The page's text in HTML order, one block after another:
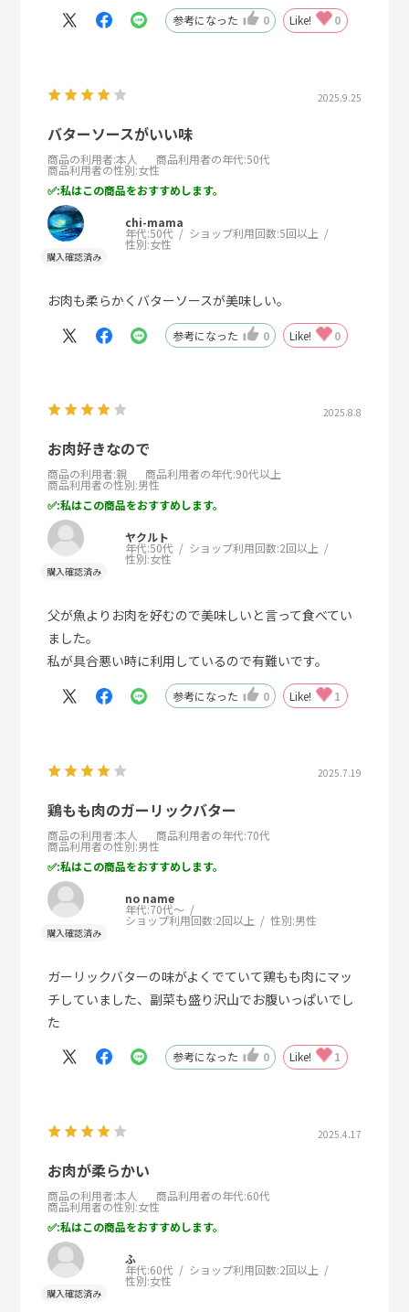
参考になった 0 Like! 0
2025.9.25
バターソースがいい味
商品の利用者:本人 商品利用者の年代:50代
商品利用者の性別:女性
:私はこの商品をおすすめします。
chi-mama
年代:50代 ショップ利用回数:5回以上
性別:女性
お肉も柔らかくバターソースが美味しい。
参考になった 0 Like! 0
2025.8.8
お肉好きなので
商品の利用者:親 商品利用者の年代:90代以上
商品利用者の性別:男性
:私はこの商品をおすすめします。
ヤクルト
年代:50代 ショップ利用回数:2回以上
性別:女性
父が魚よりお肉を好むので美味しいと言って食べてい
ました。
私が具合悪い時に利用しているので有難いです。
参考になった 0 Like! 1
2025.7.19
鶏もも肉のガーリックバター
商品の利用者:本人 商品利用者の年代:70代
商品利用者の性別:男性
:私はこの商品をおすすめします。
no name
年代:70代～
ショップ利用回数:2回以上 性別:男性
ガーリックバターの味がよくでていて鶏もも肉にマッ
チしていました、副菜も盛り沢山でお腹いっぱいでし
た
参考になった 0 Like! 1
2025.4.17
お肉が柔らかい
商品の利用者:本人 商品利用者の年代:60代
商品利用者の性別:女性
:私はこの商品をおすすめします。
ふ
年代:60代 ショップ利用回数:2回以上
性別:女性